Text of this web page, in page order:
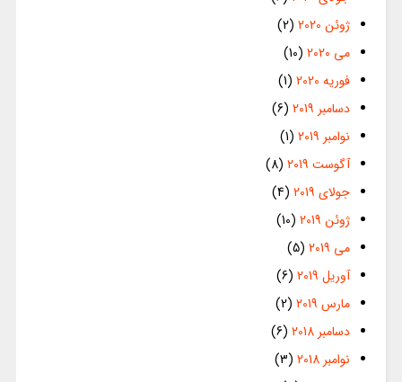
ژوئن 2020
(2)
می 2020
(10)
فوریه 2020
(1)
دسامبر 2019
(6)
نوامبر 2019
(1)
آگوست 2019
(8)
جولای 2019
(4)
ژوئن 2019
(10)
می 2019
(5)
آوریل 2019
(6)
مارس 2019
(2)
دسامبر 2018
(6)
نوامبر 2018
(3)